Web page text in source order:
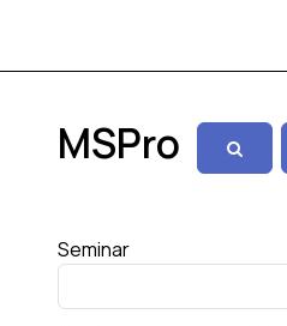
MSPro
Seminar